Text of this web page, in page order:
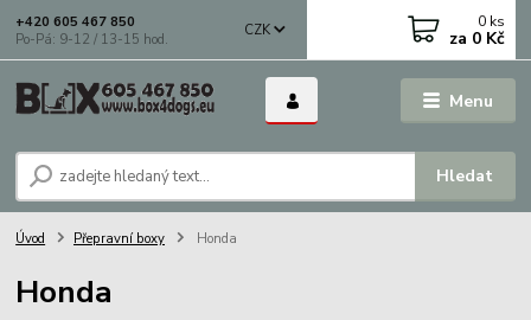
Menu
CZK
Hledat
+420 605 467 850
Po-Pá: 9-12 / 13-15 hod.
0 ks
za 0 Kč
Úvod Přepravní boxy Honda
Honda